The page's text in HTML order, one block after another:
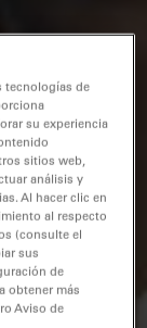
tecnologías de
su experiencia
sitios web,
análisis y
Al hacer clic en
al respecto
(consulte el
sus
de
obtener más
Aviso de